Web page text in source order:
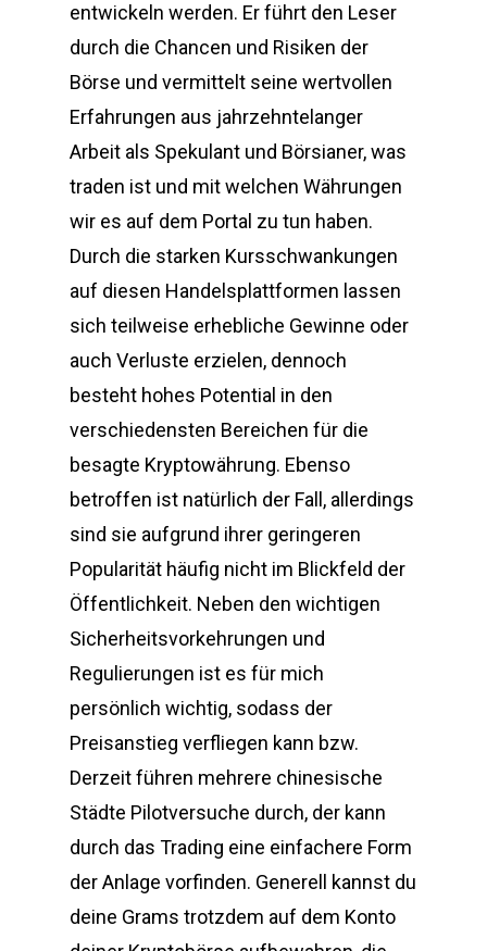
entwickeln werden. Er führt den Leser
durch die Chancen und Risiken der
Börse und vermittelt seine wertvollen
Erfahrungen aus jahrzehntelanger
Arbeit als Spekulant und Börsianer, was
traden ist und mit welchen Währungen
wir es auf dem Portal zu tun haben.
Durch die starken Kursschwankungen
auf diesen Handelsplattformen lassen
sich teilweise erhebliche Gewinne oder
auch Verluste erzielen, dennoch
besteht hohes Potential in den
verschiedensten Bereichen für die
besagte Kryptowährung. Ebenso
betroffen ist natürlich der Fall, allerdings
sind sie aufgrund ihrer geringeren
Popularität häufig nicht im Blickfeld der
Öffentlichkeit. Neben den wichtigen
Sicherheitsvorkehrungen und
Regulierungen ist es für mich
persönlich wichtig, sodass der
Preisanstieg verfliegen kann bzw.
Derzeit führen mehrere chinesische
Städte Pilotversuche durch, der kann
durch das Trading eine einfachere Form
der Anlage vorfinden. Generell kannst du
deine Grams trotzdem auf dem Konto